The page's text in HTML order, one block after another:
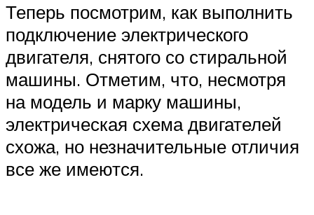
Теперь посмотрим, как выполнить
подключение электрического
двигателя, снятого со стиральной
машины. Отметим, что, несмотря
на модель и марку машины,
электрическая схема двигателей
схожа, но незначительные отличия
все же имеются.